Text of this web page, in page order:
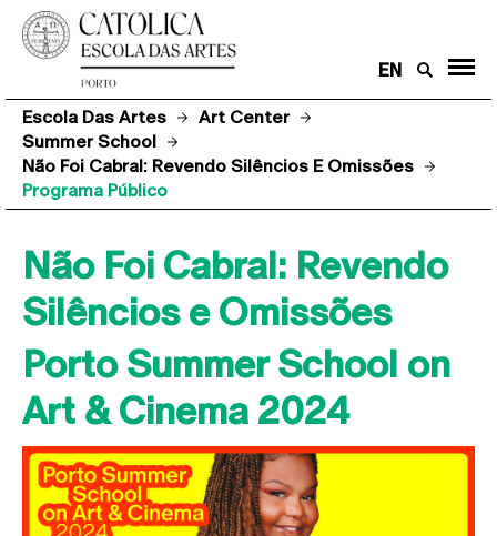
EN
Escola Das Artes
Art Center
Summer School
Não Foi Cabral: Revendo Silêncios E Omissões
Programa Público
Não Foi Cabral: Revendo
Silêncios e Omissões
Porto Summer School on
Art & Cinema 2024